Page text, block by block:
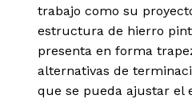
trabajo como su
estructura de hierro
presenta en forma
alternativas de
que se pueda ajustar el